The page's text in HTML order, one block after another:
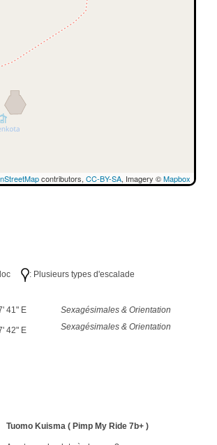
contributors, CC-BY-SA, Imagery ©Mapbox
: Plusieurs types d'escalade
41" E
Sexagésimales & Orientation
42" E Sexagésimales & Orientation
Tuomo Kuisma ( Pimp My Ride 7b+ )